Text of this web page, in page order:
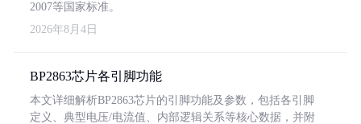
2007等国家标准。
2026年8月4日
BP2863芯片各引脚功能
本文详细解析BP2863芯片的引脚功能及参数，包括各引脚
定义、典型电压/电流值、内部逻辑关系等核心数据，并附